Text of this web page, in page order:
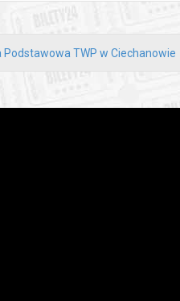
Podstawowa TWP w Ciechanowie